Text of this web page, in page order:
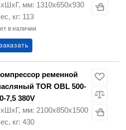
мм: 1310х650х930
кг: 113
в наличии
заказать
ременной
TOR OBL 500-
7,5 380V
мм: 2100x850x1500
кг: 430